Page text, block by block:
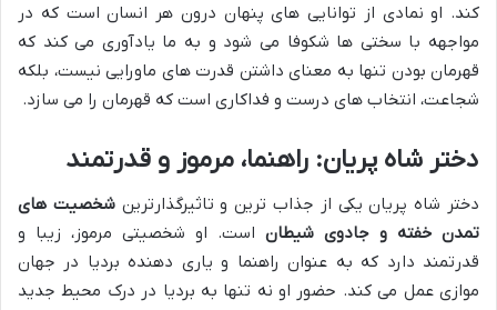
کند. او نمادی از توانایی های پنهان درون هر انسان است که در
مواجهه با سختی ها شکوفا می شود و به ما یادآوری می کند که
قهرمان بودن تنها به معنای داشتن قدرت های ماورایی نیست، بلکه
شجاعت، انتخاب های درست و فداکاری است که قهرمان را می سازد.
دختر شاه پریان: راهنما، مرموز و قدرتمند
دختر شاه پریان یکی از جذاب ترین و تاثیرگذارترینشخصیت های
تمدن خفته و جادوی شیطان است. او شخصیتی مرموز، زیبا و
قدرتمند دارد که به عنوان راهنما و یاری دهنده بردیا در جهان
موازی عمل می کند. حضور او نه تنها به بردیا در درک محیط جدید